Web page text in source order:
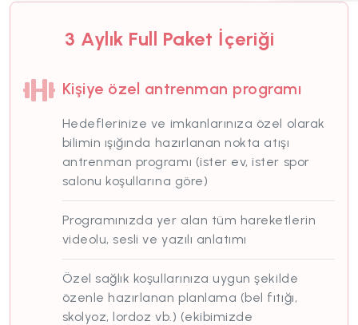
3 Aylık Full Paket İçeriği
Kişiye özel antrenman programı
Hedeflerinize ve imkanlarınıza özel olarak
bilimin ışığında hazırlanan nokta atışı
antrenman programı (ister ev, ister spor
salonu koşullarına göre)
Programınızda yer alan tüm hareketlerin
videolu, sesli ve yazılı anlatımı
Özel sağlık koşullarınıza uygun şekilde
özenle hazırlanan planlama (bel fıtığı,
skolyoz, lordoz vb.) (ekibimizde